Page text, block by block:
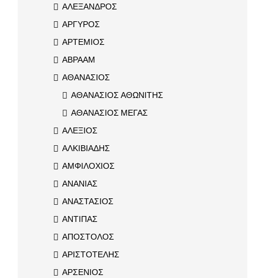
ΑΛΕΞΑΝΔΡΟΣ
ΑΡΓΥΡΟΣ
ΑΡΤΕΜΙΟΣ
ΑΒΡΑΑΜ
ΑΘΑΝΑΣΙΟΣ
ΑΘΑΝΑΣΙΟΣ ΑΘΩΝΙΤΗΣ
ΑΘΑΝΑΣΙΟΣ ΜΕΓΑΣ
ΑΛΕΞΙΟΣ
ΑΛΚΙΒΙΑΔΗΣ
ΑΜΦΙΛΟΧΙΟΣ
ΑΝΑΝΙΑΣ
ΑΝΑΣΤΑΣΙΟΣ
ΑΝΤΙΠΑΣ
ΑΠΟΣΤΟΛΟΣ
ΑΡΙΣΤΟΤΕΛΗΣ
ΑΡΣΕΝΙΟΣ